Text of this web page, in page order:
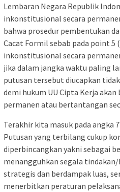
Lembaran Negara Republik
inkonstitusional secara
bahwa prosedur pembentukan
Cacat Formil sebab pada point
inkonstitusional secara
jika dalam jangka waktu paling
putusan tersebut diucapkan
demi hukum UU Cipta Kerja
permanen atau bertantangan
Terakhir kita masuk pada angka
Putusan yang terbilang cukup
diperbincangkan yakni sebagai
menangguhkan segala
strategis dan berdampak luas,
menerbitkan peraturan